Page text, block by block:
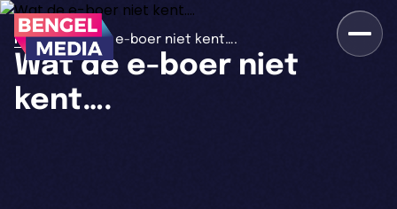
Home>Wat de e-boer niet kent….
Wat de e-boer niet
kent….